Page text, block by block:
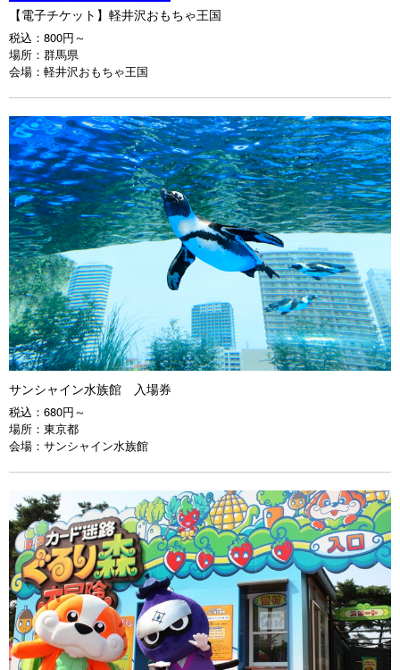
【電子チケット】軽井沢おもちゃ王国
税込： 800円～
場所： 群馬県
会場： 軽井沢おもちゃ王国
サンシャイン水族館 入場券
税込： 680円～
場所： 東京都
会場： サンシャイン水族館